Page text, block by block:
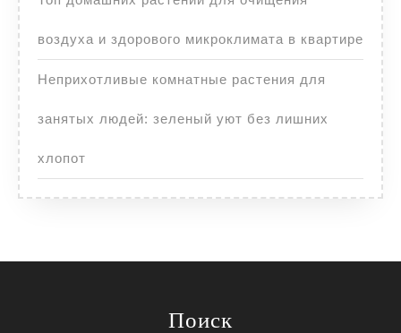
воздуха и здорового микроклимата в квартире
Неприхотливые комнатные растения для
занятых людей: зеленый уют без лишних
хлопот
Поиск